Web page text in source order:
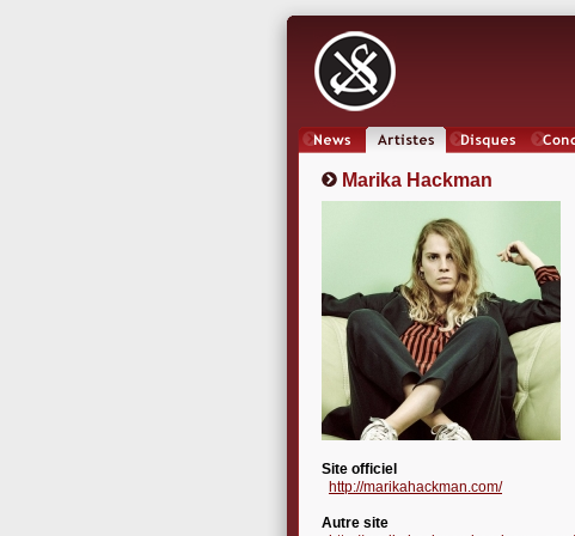
Marika Hackman
Site officiel
http://marikahackman.com/
Autre site